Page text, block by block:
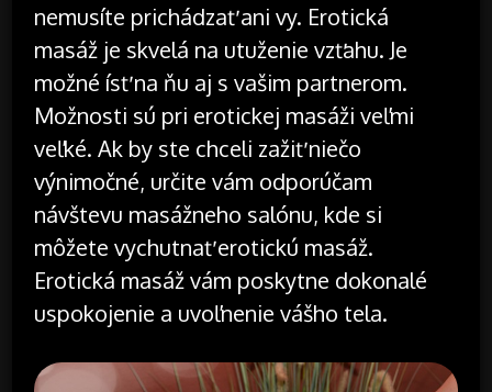
nemusíte prichádzať ani vy. Erotická
masáž je skvelá na utuženie vzťahu. Je
možné ísť na ňu aj s vašim partnerom.
Možnosti sú pri erotickej masáži veľmi
veľké. Ak by ste chceli zažiť niečo
výnimočné, určite vám odporúčam
návštevu masážneho salónu, kde si
môžete vychutnať erotickú masáž.
Erotická masáž vám poskytne dokonalé
uspokojenie a uvoľnenie vášho tela.